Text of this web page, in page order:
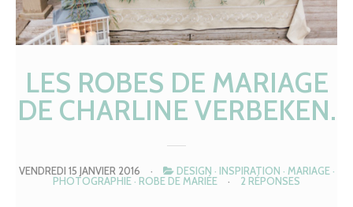
LES ROBES DE MARIAGE
DE CHARLINE VERBEKEN.
VENDREDI 15 JANVIER 2016 · DESIGN · INSPIRATION · MARIAGE·
PHOTOGRAPHIE· ROBE DE MARIÉE · 2 RÉPONSES